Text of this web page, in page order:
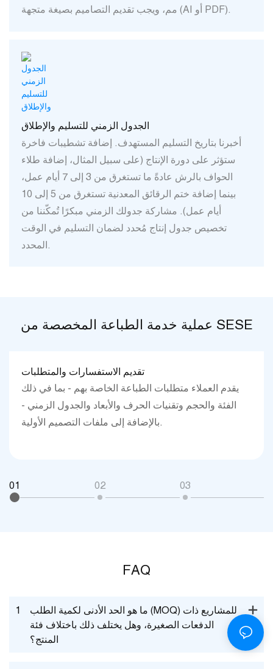
مم، ويجب تقديم التصاميم بصيغة متجهة (AI أو PDF).
الجدول الزمني للتسليم والإطلاق
أخبرنا بتاريخ التسليم المستهدف. إضافة تشطيبات فاخرة
ستؤثر على دورة الإنتاج (على سبيل المثال، إضافة طلاء
الحواف بالرش عادةً ما تستغرق من 3 إلى 7 أيام عمل،
بينما إضافة ختم الرقائق المعدنية تستغرق من 5 إلى 10
أيام عمل). مشاركة جدولك الزمني مبكرًا تُمكّننا من
تخصيص جدول إنتاج مُحدد لضمان التسليم في الوقت
المحدد.
عملية خدمة الطباعة المخصصة من SESE
تقديم الاستفسارات والمتطلبات
يقدم العملاء متطلبات الطباعة الخاصة بهم - بما في ذلك
الفئة والحجم وتقنيات الحرف والأبعاد والجدول الزمني -
بالإضافة إلى ملفات التصميم الأولية.
01 02 03
FAQ
1
ما هو الحد الأدنى لكمية الطلب (MOQ) للمشاريع ذات
الدفعات الصغيرة، وهل يختلف ذلك باختلاف فئة
المنتج؟